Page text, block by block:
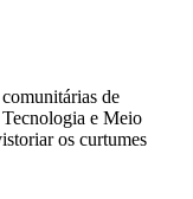
de
e Meio
os curtumes